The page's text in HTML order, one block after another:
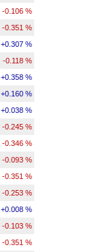
-0.106 %
-0.351 %
+0.307 %
-0.118 %
+0.358 %
+0.160 %
+0.038 %
-0.245 %
-0.346 %
-0.093 %
-0.351 %
-0.253 %
+0.008 %
-0.103 %
-0.351 %